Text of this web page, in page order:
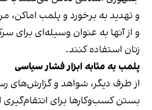
و تهدید به برخورد و پلمب اماکن،
و از آنها به عنوان وسیله‌ای
زنان استفاده کنند.
پلمب به مثابه ابزار فشار سیاسی
از طرف دیگر، شواهد و گزارش‌های
بستن کسب‌وکارها برای